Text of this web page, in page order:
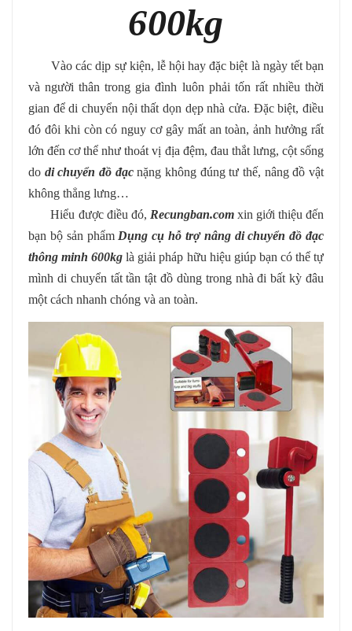
600kg
Vào các dịp sự kiện, lễ hội hay đặc biệt là ngày tết bạn
và người thân trong gia đình luôn phải tốn rất nhiều thời
gian để di chuyển nội thất dọn dẹp nhà cửa. Đặc biệt, điều
đó đôi khi còn có nguy cơ gây mất an toàn, ảnh hưởng rất
lớn đến cơ thể như thoát vị địa đệm, đau thắt lưng, cột sống
do di chuyển đồ đạcnặng không đúng tư thế, nâng đồ vật
không thẳng lưng…
Hiểu được điều đó, Recungban.comxin giới thiệu đến
bạn bộ sản phẩm Dụng cụ hỗ trợ nâng di chuyển đồ đạc
thông minh 600kg là giải pháp hữu hiệu giúp bạn có thể tự
mình di chuyển tất tần tật đồ dùng trong nhà đi bất kỳ đâu
một cách nhanh chóng và an toàn.